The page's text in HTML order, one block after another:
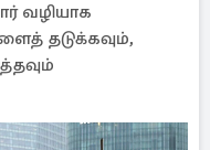
வழியாக
தடுக்கவும்,